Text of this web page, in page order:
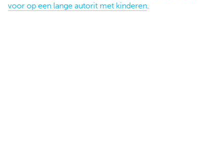
voor op een lange autorit met kinderen.